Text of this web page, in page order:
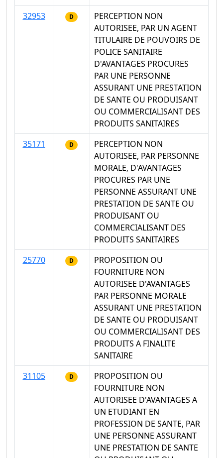
32953
D
PERCEPTION NON
AUTORISEE, PAR UN AGENT
TITULAIRE DE POUVOIRS DE
POLICE SANITAIRE
D'AVANTAGES PROCURES
PAR UNE PERSONNE
ASSURANT UNE PRESTATION
DE SANTE OU PRODUISANT
OU COMMERCIALISANT DES
PRODUITS SANITAIRES
35171
D
PERCEPTION NON
AUTORISEE, PAR PERSONNE
MORALE, D'AVANTAGES
PROCURES PAR UNE
PERSONNE ASSURANT UNE
PRESTATION DE SANTE OU
PRODUISANT OU
COMMERCIALISANT DES
PRODUITS SANITAIRES
25770
D
PROPOSITION OU
FOURNITURE NON
AUTORISEE D'AVANTAGES
PAR PERSONNE MORALE
ASSURANT UNE PRESTATION
DE SANTE OU PRODUISANT
OU COMMERCIALISANT DES
PRODUITS A FINALITE
SANITAIRE
31105
D
PROPOSITION OU
FOURNITURE NON
AUTORISEE D'AVANTAGES A
UN ETUDIANT EN
PROFESSION DE SANTE, PAR
UNE PERSONNE ASSURANT
UNE PRESTATION DE SANTE